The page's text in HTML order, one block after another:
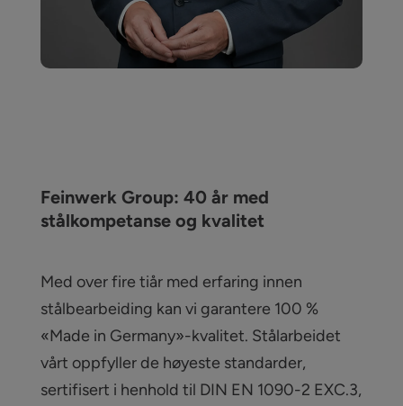
Feinwerk Group: 40 år med
stålkompetanse og kvalitet
Med over fire tiår med erfaring innen
stålbearbeiding kan vi garantere 100 %
«Made in Germany»-kvalitet. Stålarbeidet
vårt oppfyller de høyeste standarder,
sertifisert i henhold til DIN EN 1090-2 EXC.3,